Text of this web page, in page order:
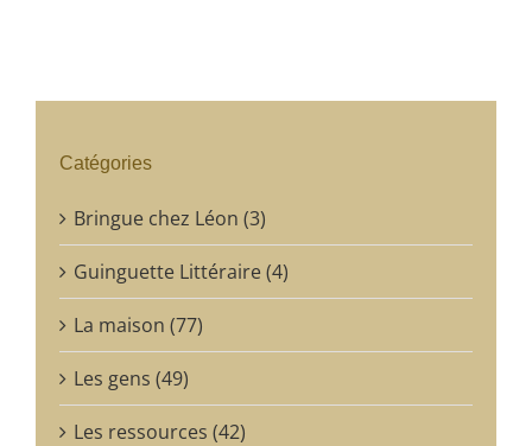
Catégories
Bringue chez Léon (3)
Guinguette Littéraire (4)
La maison (77)
Les gens (49)
Les ressources (42)